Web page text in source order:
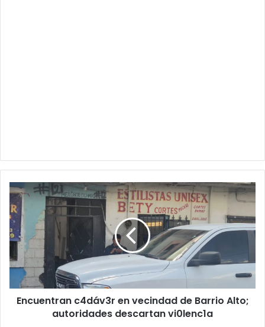
Encuentran
c4dáv3r
en
vecindad
de
Barrio
Alto;
autoridades
descartan
vi0lenc1a
Encuentran c4dáv3r en vecindad de Barrio Alto;
autoridades descartan vi0lenc1a